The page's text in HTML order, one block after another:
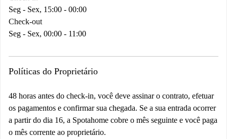
Seg - Sex, 15:00 - 00:00
Check-out
Seg - Sex, 00:00 - 11:00
Políticas do Proprietário
48 horas antes do check-in, você deve assinar o contrato, efetuar
os pagamentos e confirmar sua chegada. Se a sua entrada ocorrer
a partir do dia 16, a Spotahome cobre o mês seguinte e você paga
o mês corrente ao proprietário.